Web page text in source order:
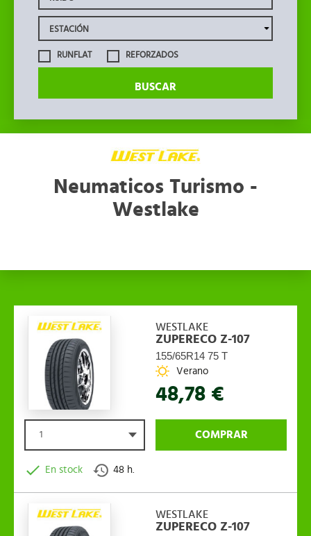
RUNFLAT REFORZADOS
BUSCAR
Neumaticos Turismo -
Westlake
WESTLAKE
ZUPERECO Z-107
155/65R14 75 T
Verano
48,78 €
1 COMPRAR
En stock 48 h.
WESTLAKE
ZUPERECO Z-107